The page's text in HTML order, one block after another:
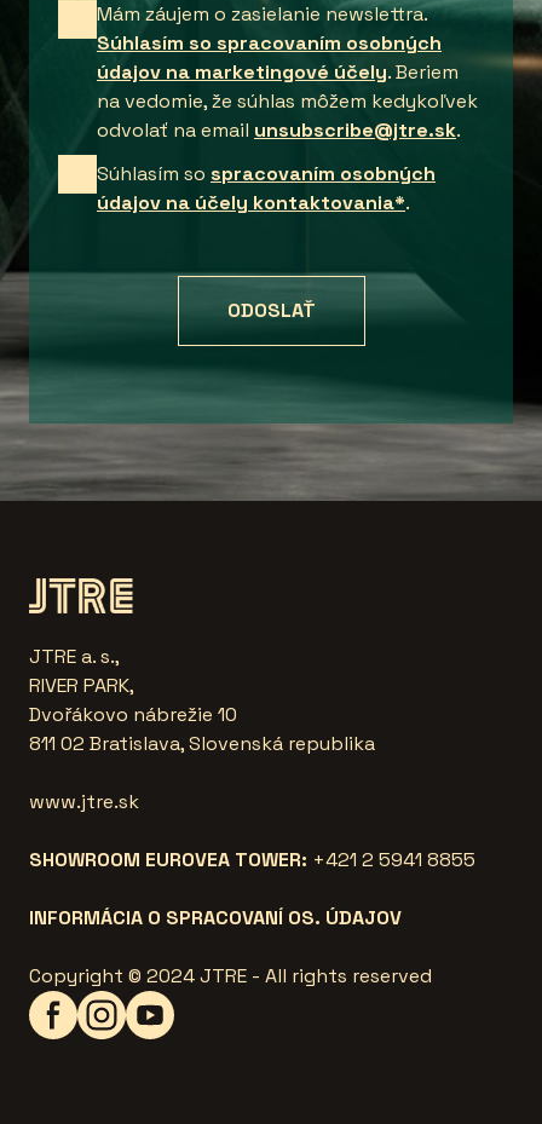
Mám záujem o zasielanie newslettra.
Súhlasím so spracovaním osobných
údajov na marketingové účely. Beriem
na vedomie, že súhlas môžem kedykoľvek
odvolať na email unsubscribe@jtre.sk.
Súhlasím so spracovaním osobných
údajov na účely kontaktovania*.
JTRE a. s.,
RIVER PARK,
Dvořákovo nábrežie 10
811 02 Bratislava, Slovenská republika
www.jtre.sk
SHOWROOM EUROVEA TOWER: +421 2 5941 8855
INFORMÁCIA O SPRACOVANÍ OS. ÚDAJOV
Copyright © 2024 JTRE - All rights reserved